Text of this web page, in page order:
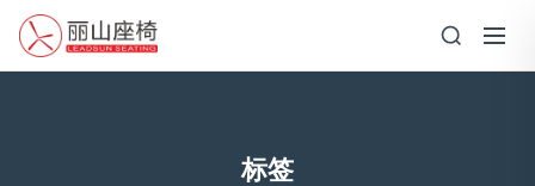
标签